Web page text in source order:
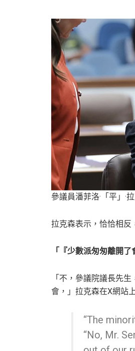
參議員潘菲洛·「平」·
拉克森表示，恰恰相反
「『少數派匆匆離開
「不，參議院議長先
會，」拉克森在X網站
“The
“No, Mr.